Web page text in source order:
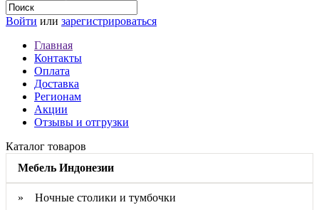
Войти или зарегистрироваться
Главная
Контакты
Оплата
Доставка
Регионам
Акции
Отзывы и отгрузки
Каталог товаров
Мебель Индонезии
» Ночные столики и тумбочки